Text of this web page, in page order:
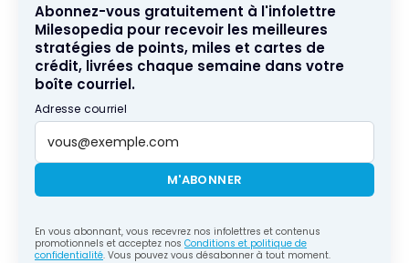
Abonnez-vous gratuitement à l'infolettre
Milesopedia pour recevoir les meilleures
stratégies de points, miles et cartes de
crédit, livrées chaque semaine dans votre
boîte courriel.
Adresse courriel
M'ABONNER
En vous abonnant, vous recevrez nos infolettres et contenus
promotionnels et acceptez nos Conditions et politique de
confidentialité. Vous pouvez vous désabonner à tout moment.